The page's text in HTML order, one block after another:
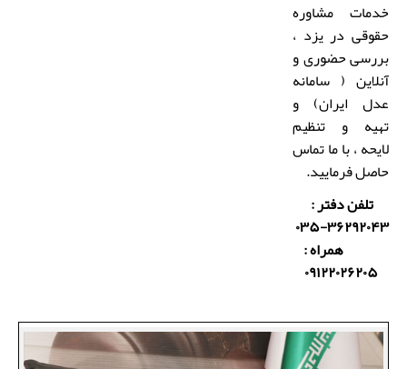
خدمات مشاوره
حقوقی در یزد ،
بررسی حضوری و
آنلاین ( سامانه
عدل ایران) و
تهیه و تنظیم
لایحه ، با ما تماس
حاصل فرمایید.
تلفن دفتر :
همراه :
۰۹۱۲۲۰۲۶۲۰۵